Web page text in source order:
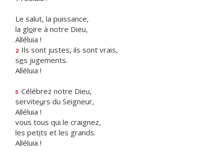
Le salut, la puissance,
la gloire à notre Dieu,
Alléluia !
2 Ils sont justes, ils sont vrais,
ses jugements.
Alléluia !
5 Célébrez notre Dieu,
serviteurs du Seigneur,
Alléluia !
vous tous qui le craignez,
les petits et les grands.
Alléluia !